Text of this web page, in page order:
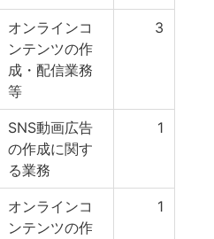
オンラインコ
ンテンツの作
成・配信業務
等
3
SNS動画広告
の作成に関す
る業務
1
オンラインコ
ンテンツの作
1